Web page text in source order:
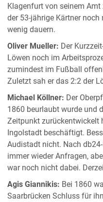
Klagenfurt von seinem
der 53-jährige Kärtner
wenig dauern.
Oliver Mueller: Der
Löwen noch im
zumindest im Fußball
Zuletzt sah er das 2:2 der
Michael Köllner: Der
1860 beurlaubt wurde und
Zeitpunkt zurückentwickelt
Ingolstadt beschäftigt.
Audistadt nicht. Nach
immer wieder Anfragen,
war noch nicht dabei.
Agis Giannikis: Bei 1860
Saarbrücken Schluss für